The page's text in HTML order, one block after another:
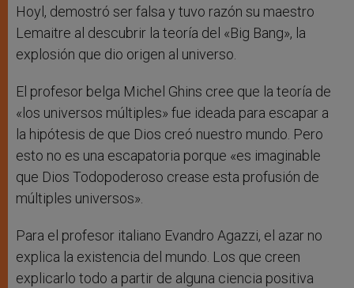
Hoyl, demostró ser falsa y tuvo razón su maestro
Lemaitre al descubrir la teoría del «Big Bang», la
explosión que dio origen al universo.
El profesor belga Michel Ghins cree que la teoría de
«los universos múltiples» fue ideada para escapar a
la hipótesis de que Dios creó nuestro mundo. Pero
esto no es una escapatoria porque «es imaginable
que Dios Todopoderoso crease esta profusión de
múltiples universos».
Para el profesor italiano Evandro Agazzi, el azar no
explica la existencia del mundo. Los que creen
explicarlo todo a partir de alguna ciencia positiva